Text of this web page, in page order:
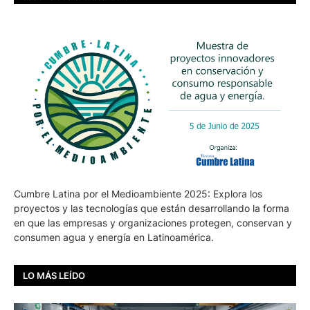
Cumbre Latina por el Medioambiente 2025: Explora los
proyectos y las tecnologías que están desarrollando la forma
en que las empresas y organizaciones protegen, conservan y
consumen agua y energía en Latinoamérica.
LO MÁS LEÍDO